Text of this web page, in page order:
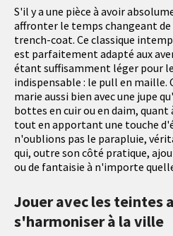
S'il y a une pièce à avoir
affronter le temps changeant de
trench-coat. Ce classique
est parfaitement adapté aux
étant suffisamment léger pour
indispensable : le pull en maille.
marie aussi bien avec une jupe
bottes en cuir ou en daim,
tout en apportant une touche
n'oublions pas le parapluie,
qui, outre son côté pratique,
ou de fantaisie à n'importe
Jouer avec les teintes
s'harmoniser à la ville